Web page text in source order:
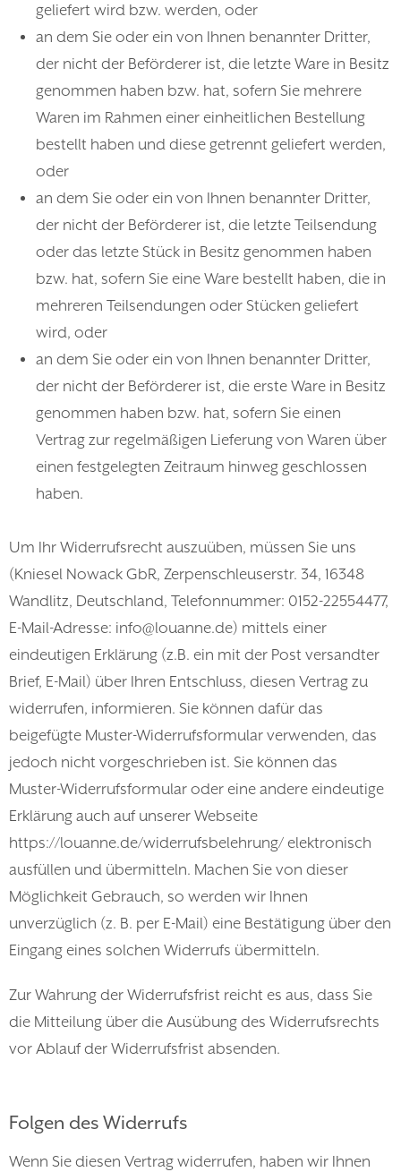
geliefert wird bzw. werden, oder
an dem Sie oder ein von Ihnen benannter Dritter,
der nicht der Beförderer ist, die letzte Ware in Besitz
genommen haben bzw. hat, sofern Sie mehrere
Waren im Rahmen einer einheitlichen Bestellung
bestellt haben und diese getrennt geliefert werden,
oder
an dem Sie oder ein von Ihnen benannter Dritter,
der nicht der Beförderer ist, die letzte Teilsendung
oder das letzte Stück in Besitz genommen haben
bzw. hat, sofern Sie eine Ware bestellt haben, die in
mehreren Teilsendungen oder Stücken geliefert
wird, oder
an dem Sie oder ein von Ihnen benannter Dritter,
der nicht der Beförderer ist, die erste Ware in Besitz
genommen haben bzw. hat, sofern Sie einen
Vertrag zur regelmäßigen Lieferung von Waren über
einen festgelegten Zeitraum hinweg geschlossen
haben.
Um Ihr Widerrufsrecht auszuüben, müssen Sie uns
(Kniesel Nowack GbR, Zerpenschleuserstr. 34, 16348
Wandlitz, Deutschland, Telefonnummer: 0152-22554477,
E-Mail-Adresse: info@louanne.de) mittels einer
eindeutigen Erklärung (z.B. ein mit der Post versandter
Brief, E-Mail) über Ihren Entschluss, diesen Vertrag zu
widerrufen, informieren. Sie können dafür das
beigefügte Muster-Widerrufsformular verwenden, das
jedoch nicht vorgeschrieben ist. Sie können das
Muster-Widerrufsformular oder eine andere eindeutige
Erklärung auch auf unserer Webseite
https://louanne.de/widerrufsbelehrung/ elektronisch
ausfüllen und übermitteln. Machen Sie von dieser
Möglichkeit Gebrauch, so werden wir Ihnen
unverzüglich (z. B. per E-Mail) eine Bestätigung über den
Eingang eines solchen Widerrufs übermitteln.
Zur Wahrung der Widerrufsfrist reicht es aus, dass Sie
die Mitteilung über die Ausübung des Widerrufsrechts
vor Ablauf der Widerrufsfrist absenden.
Folgen des Widerrufs
Wenn Sie diesen Vertrag widerrufen, haben wir Ihnen